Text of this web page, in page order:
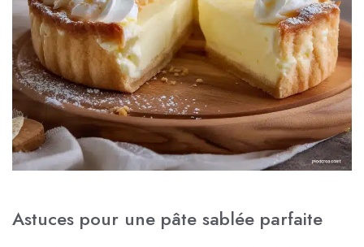
Astuces pour une pâte sablée parfaite